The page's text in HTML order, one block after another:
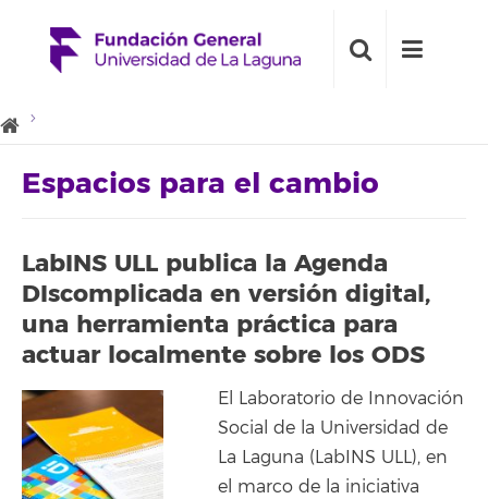
Espacios para el cambio
LabINS ULL publica la Agenda
DIscomplicada en versión digital,
una herramienta práctica para
actuar localmente sobre los ODS
El Laboratorio de Innovación
Social de la Universidad de
La Laguna (LabINS ULL), en
el marco de la iniciativa